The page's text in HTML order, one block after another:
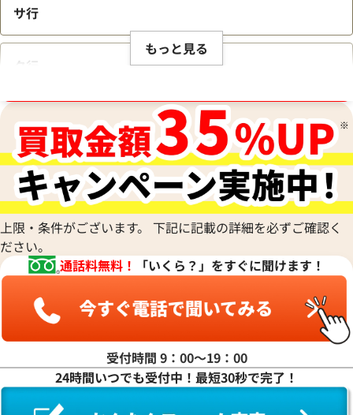
サ行
タ行
ナ行
ハ行
マ行
ヤ行
ワ行
もっと見る
上限・条件がございます。 下記に記載の詳細を必ずご確認く
ださい。
通話料無料！
「いくら？」をすぐに聞けます！
受付時間 9：00〜19：00
24時間いつでも受付中！最短30秒で完了！